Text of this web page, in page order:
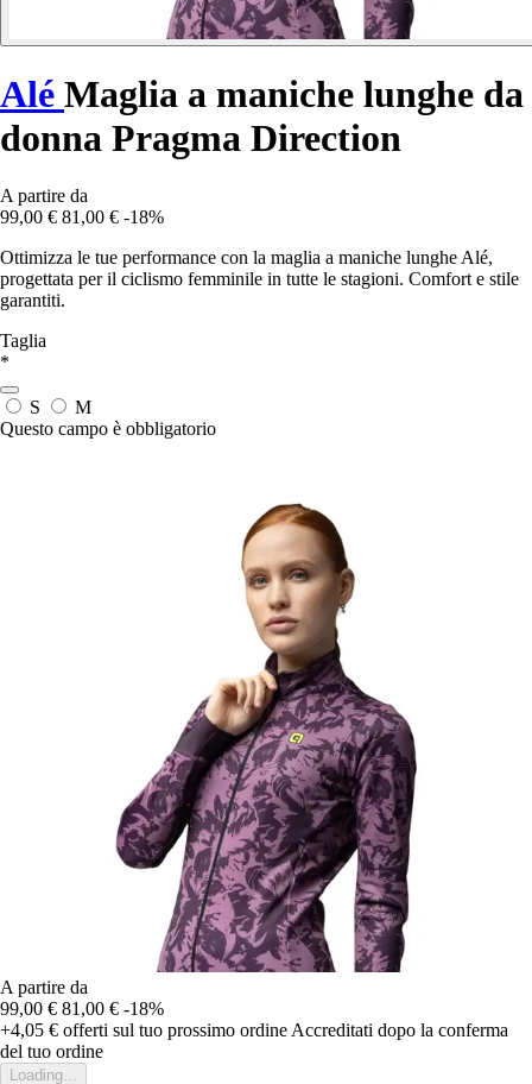
Alé Maglia a maniche lunghe da
donna Pragma Direction
A partire da
99,00 € 81,00 € -18%
Ottimizza le tue performance con la maglia a maniche lunghe Alé,
progettata per il ciclismo femminile in tutte le stagioni. Comfort e stile
garantiti.
Taglia
*
S
M
Questo campo è obbligatorio
A partire da
99,00 € 81,00 € -18%
+4,05 € offerti sul tuo prossimo ordine Accreditati dopo la conferma
del tuo ordine
Loading...